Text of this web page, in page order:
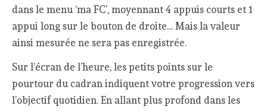
dans le menu ‘ma FC’, moyennant 4 appuis courts et 1
appui long sur le bouton de droite… Mais la valeur
ainsi mesurée ne sera pas enregistrée.
Sur l’écran de l’heure, les petits points sur le
pourtour du cadran indiquent votre progression vers
l’objectif quotidien. En allant plus profond dans les